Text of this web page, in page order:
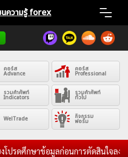
ความรู้ forex
คอร์ส
Advance
คอร์ส
Professional
รวมคำศัพท์
Indicators
รวมคำศัพท์
ทั่วไป
WelTrade กิจกรรม
ฟอรั่ม
ปรดศึกษาข้อมูลก่อนการตัดสินใจลงทุ